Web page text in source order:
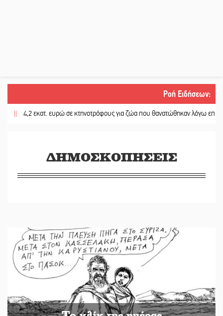
Ροή Ειδήσεων:
4,2 εκατ. ευρώ σε κτηνοτρόφους για ζώα που θανατώθηκαν λόγω
ΔΗΜΟΣΚΟΠΗΣΕΙΣ